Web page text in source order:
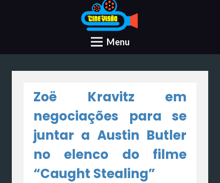
Menu
Zoë Kravitz em
negociações para se
juntar a Austin Butler
no elenco do filme
“Caught Stealing”